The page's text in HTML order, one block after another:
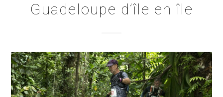
Guadeloupe d’île en île